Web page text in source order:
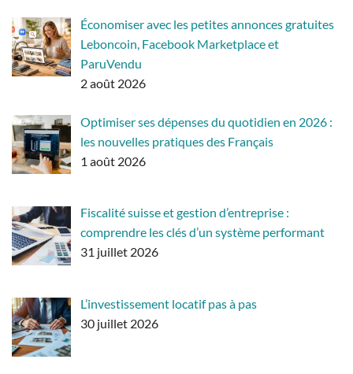
Économiser avec les petites annonces gratuites
Leboncoin, Facebook Marketplace et
ParuVendu
2 août 2026
Optimiser ses dépenses du quotidien en 2026 :
les nouvelles pratiques des Français
1 août 2026
Fiscalité suisse et gestion d’entreprise :
comprendre les clés d’un système performant
31 juillet 2026
L’investissement locatif pas à pas
30 juillet 2026